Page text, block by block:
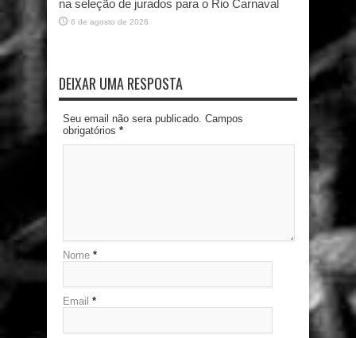
na seleção de jurados para o Rio Carnaval
6 de agosto de 2026
DEIXAR UMA RESPOSTA
Seu email não sera publicado. Campos
obrigatórios *
Nome *
Email *